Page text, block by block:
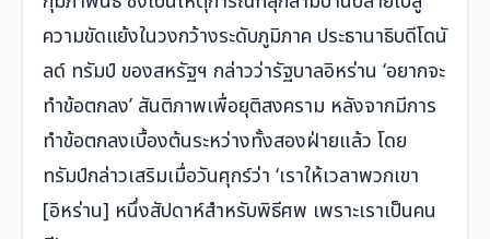
ความขัดแย้งในวงกว้างระดับภูมิภาค ประธานาธิบดีโดนั
ลด์ ทรัมป์ ของสหรัฐฯ กล่าวว่ารัฐบาลอิหร่าน ‘อยากจะ
ทำข้อตกลง’ สันติภาพเพื่อยุติสงคราม หลังจากมีการ
ทำข้อตกลงเบื้องต้นระหว่างทั้งสองฝ่ายแล้ว โดย
ทรัมป์กล่าวเสริมเมื่อวันศุกร์ว่า ‘เราให้เวลาพวกเขา
[อิหร่าน] หนึ่งสัปดาห์สำหรับพิธีศพ เพราะเราเป็นคน